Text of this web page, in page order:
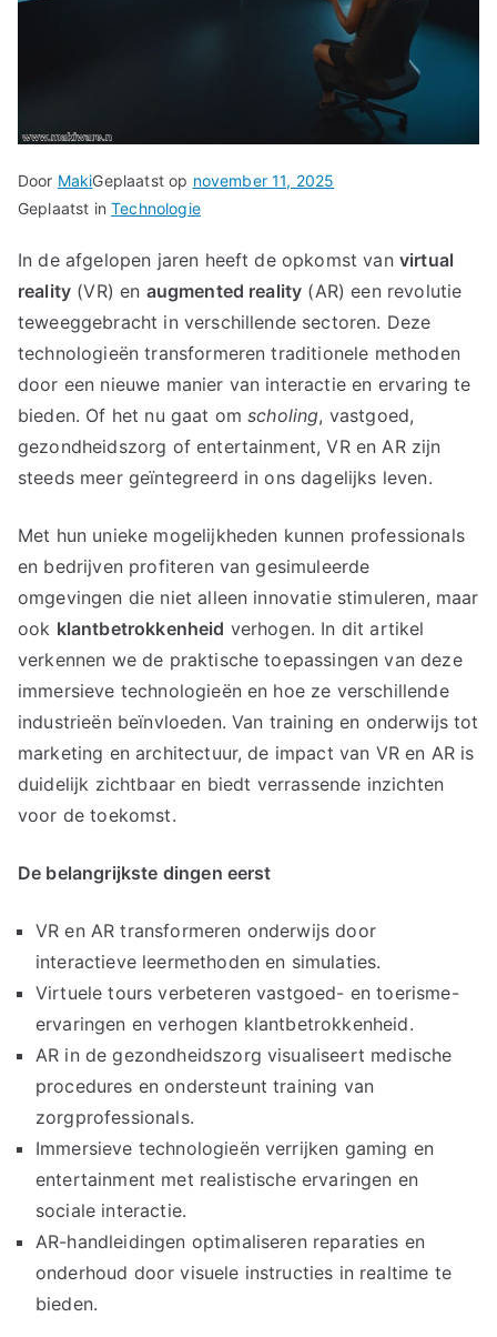
Door MakiGeplaatst op november 11, 2025
Geplaatst inTechnologie
In de afgelopen jaren heeft de opkomst van virtual
reality (VR) en augmented reality (AR) een revolutie
teweeggebracht in verschillende sectoren. Deze
technologieën transformeren traditionele methoden
door een nieuwe manier van interactie en ervaring te
bieden. Of het nu gaat omscholing, vastgoed,
gezondheidszorg of entertainment, VR en AR zijn
steeds meer geïntegreerd in ons dagelijks leven.
Met hun unieke mogelijkheden kunnen professionals
en bedrijven profiteren van gesimuleerde
omgevingen die niet alleen innovatie stimuleren, maar
ook klantbetrokkenheid verhogen. In dit artikel
verkennen we de praktische toepassingen van deze
immersieve technologieën en hoe ze verschillende
industrieën beïnvloeden. Van training en onderwijs tot
marketing en architectuur, de impact van VR en AR is
duidelijk zichtbaar en biedt verrassende inzichten
voor de toekomst.
De belangrijkste dingen eerst
VR en AR transformeren onderwijs door
interactieve leermethoden en simulaties.
Virtuele tours verbeteren vastgoed- en toerisme-
ervaringen en verhogen klantbetrokkenheid.
AR in de gezondheidszorg visualiseert medische
procedures en ondersteunt training van
zorgprofessionals.
Immersieve technologieën verrijken gaming en
entertainment met realistische ervaringen en
sociale interactie.
AR-handleidingen optimaliseren reparaties en
onderhoud door visuele instructies in realtime te
bieden.